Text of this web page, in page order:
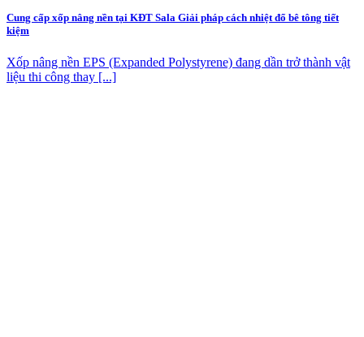
Cung cấp xốp nâng nền tại KĐT Sala Giải pháp cách nhiệt đổ bê tông tiết
kiệm
Xốp nâng nền EPS (Expanded Polystyrene) đang dần trở thành vật
liệu thi công thay [...]